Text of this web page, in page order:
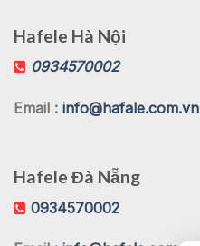
Hafele Hà Nội
0934570002
Email : info@hafale.com.vn
Hafele Đà Nẵng
0934570002